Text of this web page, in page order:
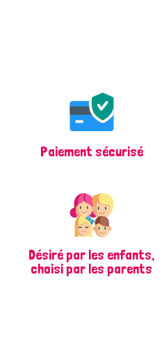
Paiement sécurisé
Désiré par les enfants,
choisi par les parents